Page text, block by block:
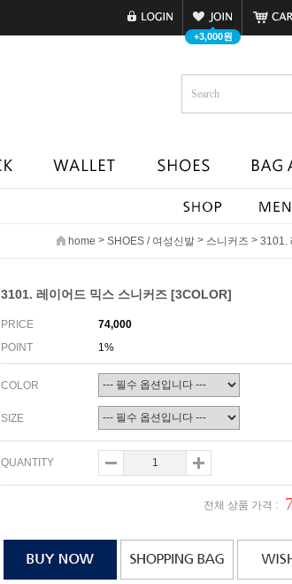
+3,000원
home > SHOES / 여성신발 > 스니커즈 > 3101.
3101. 레이어드 믹스 스니커즈 [3COLOR]
PRICE
74,000
POINT
1%
COLOR
SIZE
QUANTITY
전체 상품 가격 :